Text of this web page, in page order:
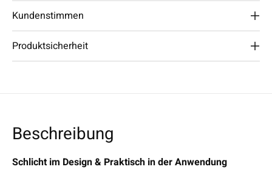
Kundenstimmen
Produktsicherheit
Beschreibung
Schlicht im Design & Praktisch in der Anwendung